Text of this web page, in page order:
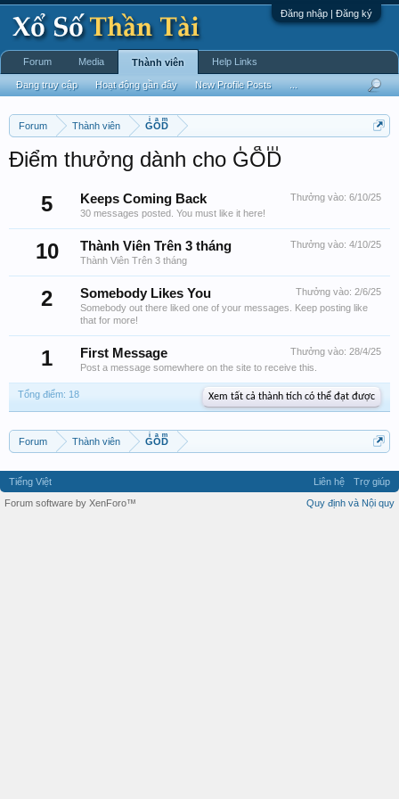
Đăng nhập | Đăng ký
Forum Thành viên GͥOͣDͫ
Điểm thưởng dành cho GͥOͣDͫ
5
Thưởng vào: 6/10/25
Keeps Coming Back
30 messages posted. You must like it here!
10 Thưởng vào: 4/10/25
Thành Viên Trên 3 tháng
Thành Viên Trên 3 tháng
2 Thưởng vào: 2/6/25
Somebody Likes You
Somebody out there liked one of your messages. Keep posting like
that for more!
1 Thưởng vào: 28/4/25
First Message
Post a message somewhere on the site to receive this.
Tổng điểm: 18 Xem tất cả thành tích có thể đạt được
Forum Thành viên GͥOͣDͫ
Forum Media Thành viên
Đang truy cập Hoạt động gần đây New Profile Posts
Help Links
Tiếng Việt Liên hệ
Trợ giúp
Quy định và Nội quy
Forum software by XenForo™